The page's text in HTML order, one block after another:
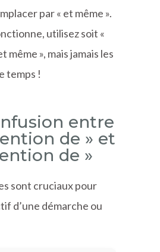
par « et même ».
utilisez soit «
même », mais jamais les
temps !
entre
de » et
de »
sont cruciaux pour
d’une démarche ou